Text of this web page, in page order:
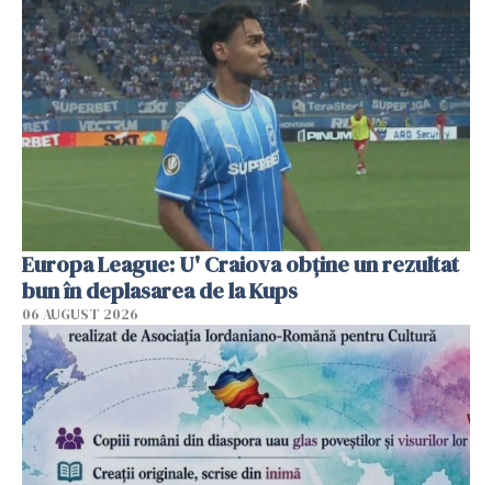
Europa League: U' Craiova obține un rezultat
bun în deplasarea de la Kups
06 AUGUST 2026